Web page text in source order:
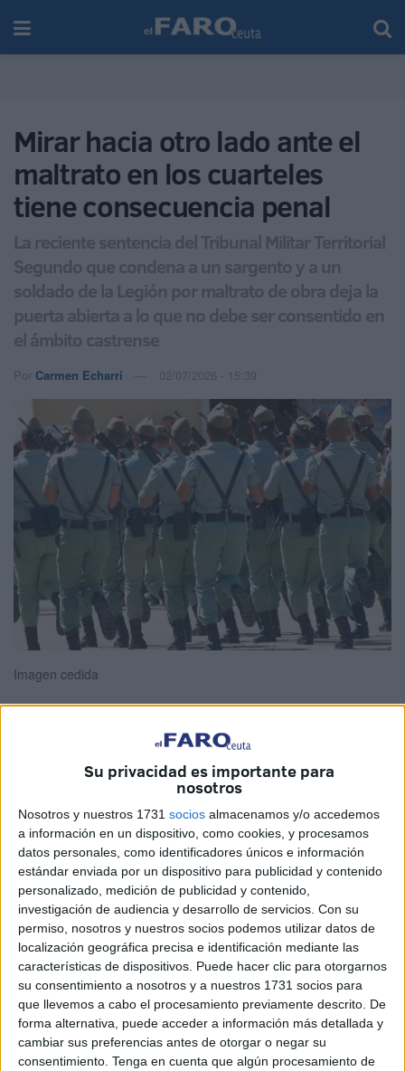
Su privacidad es importante para
nosotros
Nosotros y nuestros 1731 socios almacenamos y/o accedemos
a información en un dispositivo, como cookies, y procesamos
datos personales, como identificadores únicos e información
estándar enviada por un dispositivo para publicidad y contenido
personalizado, medición de publicidad y contenido,
investigación de audiencia y desarrollo de servicios. Con su
permiso, nosotros y nuestros socios podemos utilizar datos de
localización geográfica precisa e identificación mediante las
características de dispositivos. Puede hacer clic para otorgarnos
su consentimiento a nosotros y a nuestros 1731 socios para
que llevemos a cabo el procesamiento previamente descrito. De
forma alternativa, puede acceder a información más detallada y
cambiar sus preferencias antes de otorgar o negar su
consentimiento. Tenga en cuenta que algún procesamiento de
Mirar hacia otro lado ante el
maltrato en los cuarteles
tiene consecuencia penal
La reciente sentencia del Tribunal Militar Territorial
Segundo que condena a un sargento y a un
soldado de la Legión por maltrato de obra deja la
puerta abierta a lo que no debe ser consentido en
el ámbito castrense
Por Carmen Echarri 02/07/2026 - 15:39
Imagen cedida
La sentencia dictada por el
Tribunal Militar Territorial
, con sede en Sevilla,contra un sargento y un
soldado delTercio Duque de Alba 2º de la Legión de
Ceutapormaltrato de obrainfligido a un soldado durante
la realización de una guardia reabre el debate sobrelas
injusticias y abusosque pueden producirse en los
cuarteles.
Los hechos probados de esta resolución, que adelantaba
El Faroesta semana y que ha sido ganada porel letrado
Alberto Rodríguez Monserrat, de MONROE LEGAL,
dejan buena muestra de lo que puede suceder dentro de
unainstalación militar y que queda en silencio si no se da
el paso dedenunciar.